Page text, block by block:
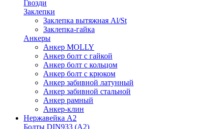
Гвозди
Заклепки
Заклепка вытяжная Al/St
Заклепка-гайка
Анкеры
Анкер MOLLY
Анкер болт с гайкой
Анкер болт с кольцом
Анкер болт с крюком
Анкер забивной латунный
Анкер забивной стальной
Анкер рамный
Анкер-клин
Нержавейка А2
Болты DIN933 (A2)